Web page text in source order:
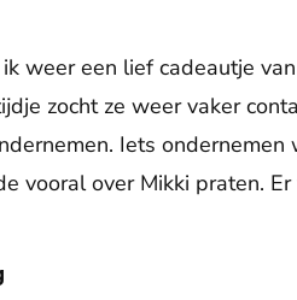
weer een lief cadeautje
zocht ze weer vaker
Iets
vooral over Mikki praten.